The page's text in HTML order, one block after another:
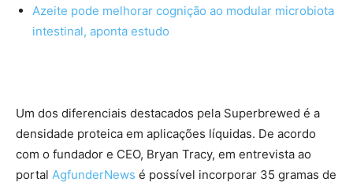
Azeite pode melhorar cognição ao modular microbiota
intestinal, aponta estudo
Um dos diferenciais destacados pela Superbrewed é a
densidade proteica em aplicações líquidas. De acordo
com o fundador e CEO, Bryan Tracy, em entrevista ao
portal AgfunderNews é possível incorporar 35 gramas de